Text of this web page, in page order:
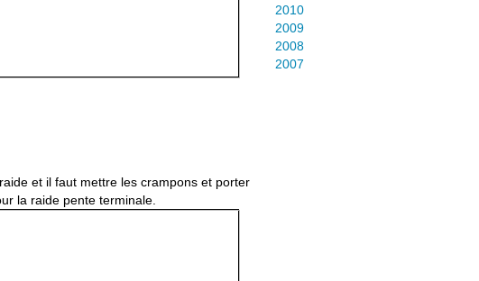
raide et il faut mettre les crampons et porter
la raide pente terminale.
2010
2009
2008
2007